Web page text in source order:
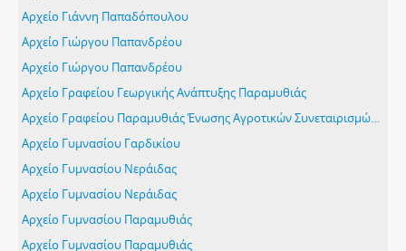
Αρχείο Γιάννη Παπαδόπουλου
Αρχείο Γιώργου Παπανδρέου
Αρχείο Γιώργου Παπανδρέου
Αρχείο Γραφείου Γεωργικής Ανάπτυξης Παραμυθιάς
Αρχείο Γραφείου Παραμυθιάς Ένωσης Αγροτικών Συνεταιρισμών Θεσπρωτίας
Αρχείο Γυμνασίου Γαρδικίου
Αρχείο Γυμνασίου Νεράιδας
Αρχείο Γυμνασίου Νεράιδας
Αρχείο Γυμνασίου Παραμυθιάς
Αρχείο Γυμνασίου Παραμυθιάς